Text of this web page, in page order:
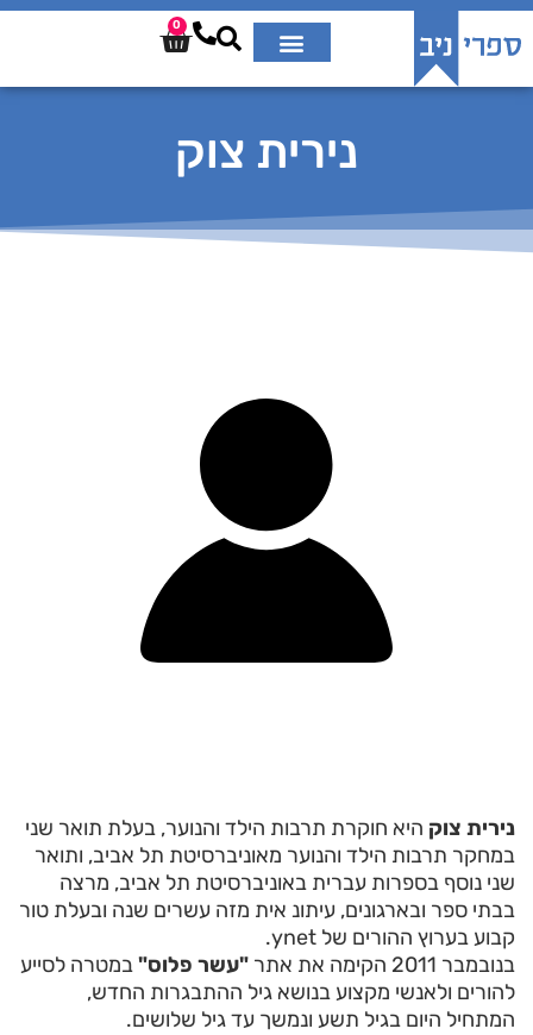
0
נירית צוק
נירית צוק היא חוקרת תרבות הילד והנוער, בעלת תואר שני
במחקר תרבות הילד והנוער מאוניברסיטת תל אביב, ותואר
שני נוסף בספרות עברית באוניברסיטת תל אביב, מרצה
בבתי ספר ובארגונים, עיתונ אית מזה עשרים שנה ובעלת טור
קבוע בערוץ ההורים של ynet.
בנובמבר 2011 הקימה את אתר
"עשר פלוס"במטרה לסייע
להורים ולאנשי מקצוע בנושא גיל ההתבגרות החדש,
המתחיל היום בגיל תשע ונמשך עד גיל שלושים.